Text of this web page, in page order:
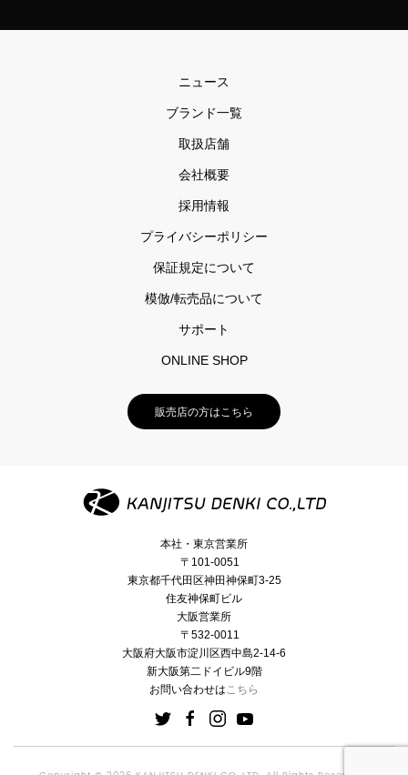
ニュース
ブランド一覧
取扱店舗
会社概要
採用情報
プライバシーポリシー
保証規定について
模倣/転売品について
サポート
ONLINE SHOP
販売店の方はこちら
本社・東京営業所
〒101-0051
東京都千代田区神田神保町3-25
住友神保町ビル
大阪営業所
〒532-0011
大阪府大阪市淀川区西中島2-14-6
新大阪第二ドイビル9階
お問い合わせはこちら